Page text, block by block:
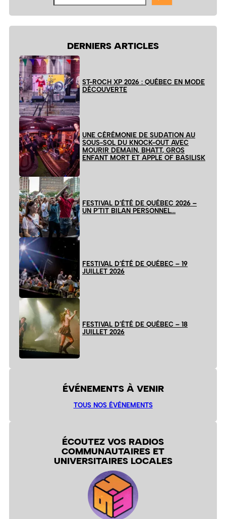
DERNIERS ARTICLES
ST-ROCH XP 2026 : QUÉBEC EN MODE
DÉCOUVERTE
UNE CÉRÉMONIE DE SUDATION AU
SOUS-SOL DU KNOCK-OUT AVEC
MOURIR DEMAIN, BHATT, GROS
ENFANT MORT ET APPLE OF BASILISK
FESTIVAL D’ÉTÉ DE QUÉBEC 2026 –
UN P’TIT BILAN PERSONNEL…
FESTIVAL D’ÉTÉ DE QUÉBEC – 19
JUILLET 2026
FESTIVAL D’ÉTÉ DE QUÉBEC – 18
JUILLET 2026
ÉVÉNEMENTS À VENIR
TOUS NOS ÉVÉNEMENTS
ÉCOUTEZ VOS RADIOS
COMMUNAUTAIRES ET
UNIVERSITAIRES LOCALES